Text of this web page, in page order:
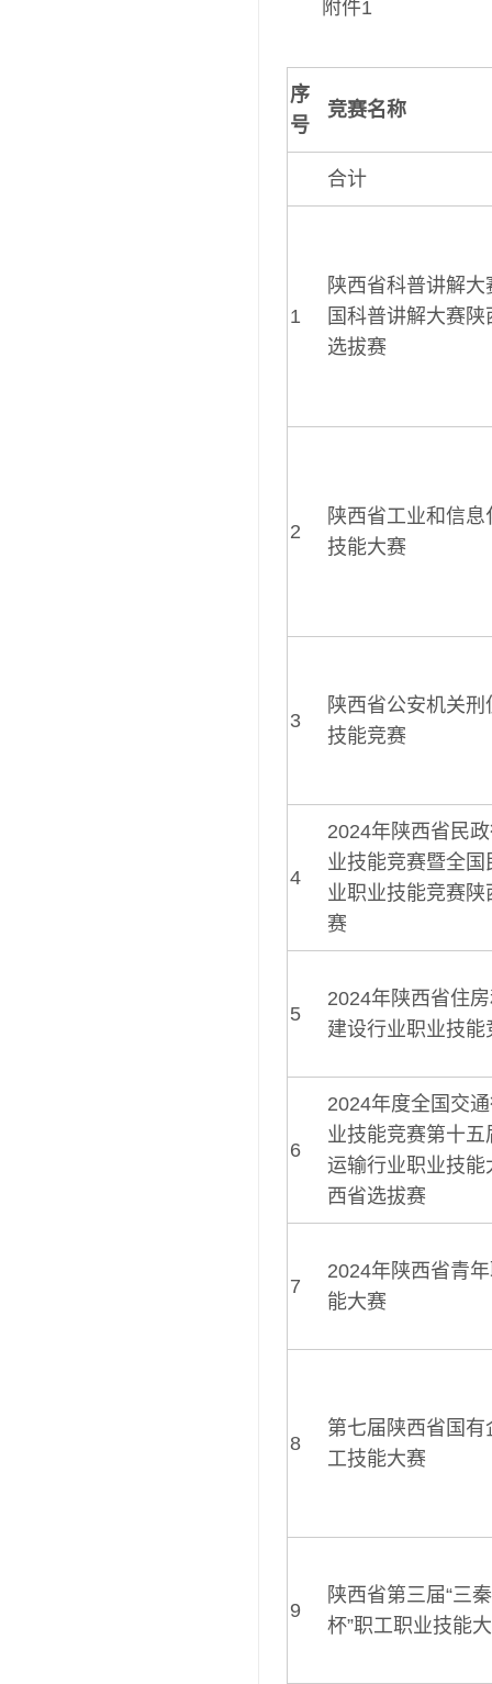
附件1
序
号
竞赛名称
合计
1
陕西省科普讲解大
国科普讲解大赛陕
选拔赛
2
陕西省工业和信息
技能大赛
3
陕西省公安机关刑
技能竞赛
4
2024年陕西省民
业技能竞赛暨全国
业职业技能竞赛陕
赛
5
2024年陕西省住
建设行业职业技能
6
2024年度全国交
业技能竞赛第十五
运输行业职业技能
西省选拔赛
7
2024年陕西省青
能大赛
8
第七届陕西省国有
工技能大赛
9
陕西省第三届“三
杯”职工职业技能